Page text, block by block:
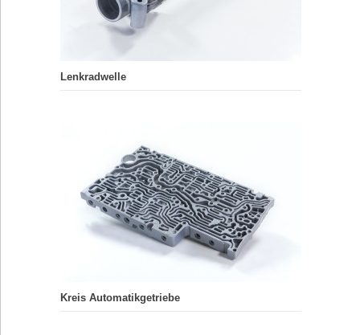
Lenkradwelle
Kreis Automatikgetriebe